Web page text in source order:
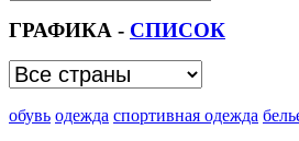
ГРАФИКА - СПИСОК
обувь одежда спортивная одежда